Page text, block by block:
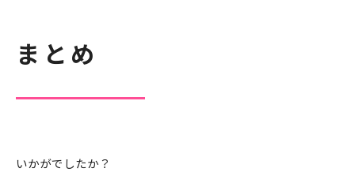
まとめ
いかがでしたか？